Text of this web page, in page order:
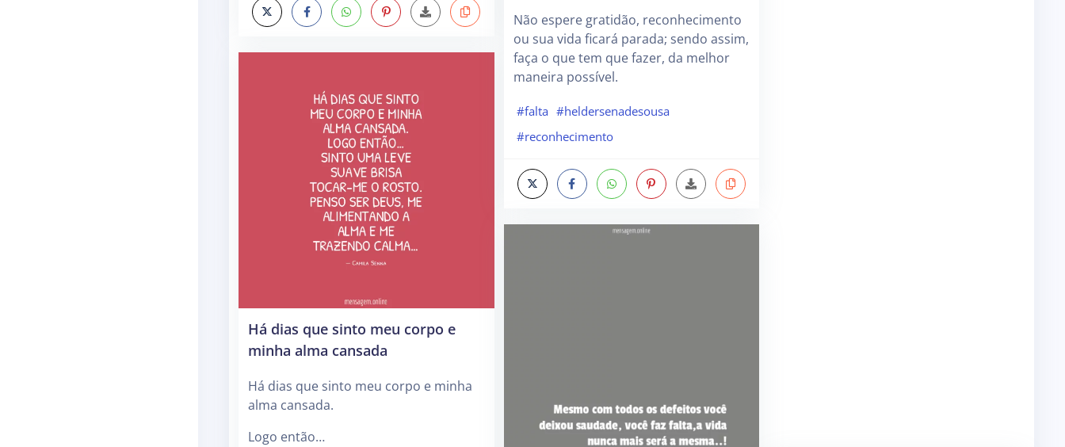
Há dias que sinto meu corpo e
minha alma cansada
Há dias que sinto meu corpo e minha
alma cansada.
Logo então…
Não espere gratidão, reconhecimento
ou sua vida ficará parada; sendo assim,
faça o que tem que fazer, da melhor
maneira possível.
#falta #heldersenadesousa
#reconhecimento